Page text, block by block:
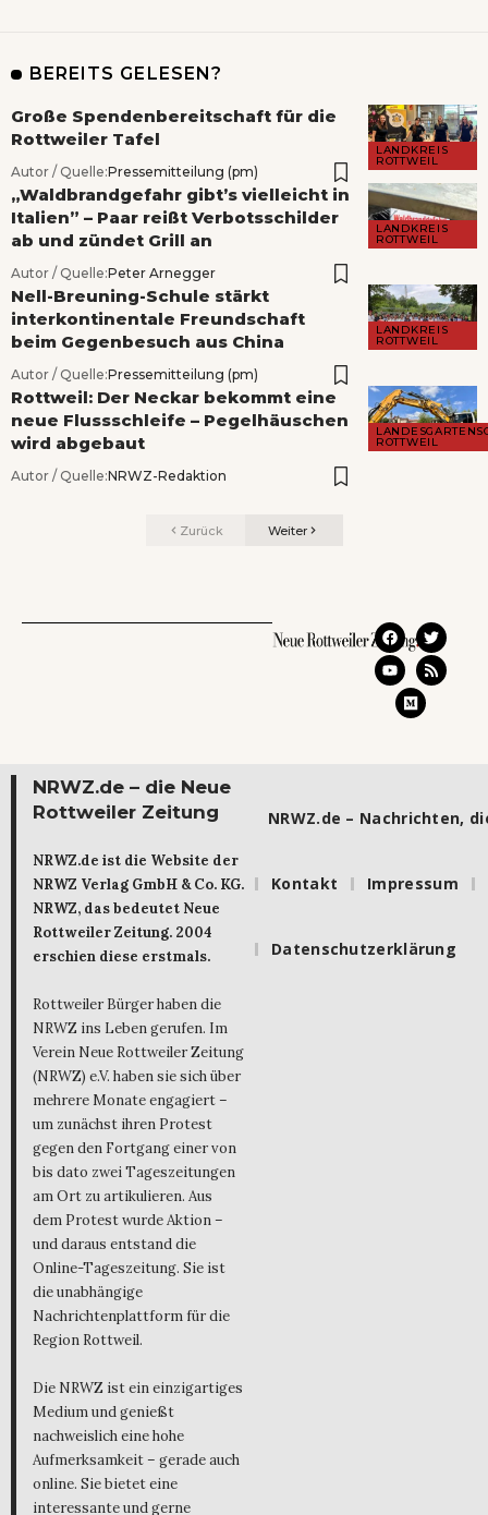
BEREITS GELESEN?
LANDKREIS
ROTTWEIL
Große Spendenbereitschaft für die
Rottweiler Tafel
Autor / Quelle:Pressemitteilung (pm)
LANDKREIS
ROTTWEIL
„Waldbrandgefahr gibt’s vielleicht in
Italien” – Paar reißt Verbotsschilder
ab und zündet Grill an
Autor / Quelle:Peter Arnegger
LANDKREIS
ROTTWEIL
Nell-Breuning-Schule stärkt
interkontinentale Freundschaft
beim Gegenbesuch aus China
Autor / Quelle:Pressemitteilung (pm)
ROTTWEIL
Rottweil: Der Neckar bekommt eine
neue Flussschleife – Pegelhäuschen
wird abgebaut
Autor / Quelle:NRWZ-Redaktion
Zurück Weiter
NRWZ.de – die Neue
Rottweiler Zeitung
NRWZ.de ist die Website der
NRWZ Verlag GmbH & Co. KG.
NRWZ, das bedeutet Neue
Rottweiler Zeitung. 2004
erschien diese erstmals.
Rottweiler Bürger haben die
NRWZ ins Leben gerufen. Im
Verein Neue Rottweiler Zeitung
(NRWZ) e.V. haben sie sich über
mehrere Monate engagiert –
um zunächst ihren Protest
gegen den Fortgang einer von
bis dato zwei Tageszeitungen
am Ort zu artikulieren. Aus
dem Protest wurde Aktion –
und daraus entstand die
Online-Tageszeitung. Sie ist
die unabhängige
Nachrichtenplattform für die
Region Rottweil.
Die NRWZ ist ein einzigartiges
Medium und genießt
nachweislich eine hohe
Aufmerksamkeit – gerade auch
online. Sie bietet eine
interessante und gerne
NRWZ.de – Nachrichten,
Kontakt Impressum
Datenschutzerklärung